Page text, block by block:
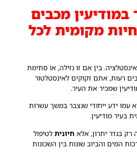
במודיעין מכבים
מקומית לכל
בין אם זו נזילה, או סתימת
רעות, אתם זקוקים לאינסטלטור
שמכיר את העיר.
עמו ידע ייחודי שנצבר במשך עשרות
בעיר מודיעין.
רק בגדר יתרון, אלא חיוניתלטיפול
המים והביוב שונות בין השכונות